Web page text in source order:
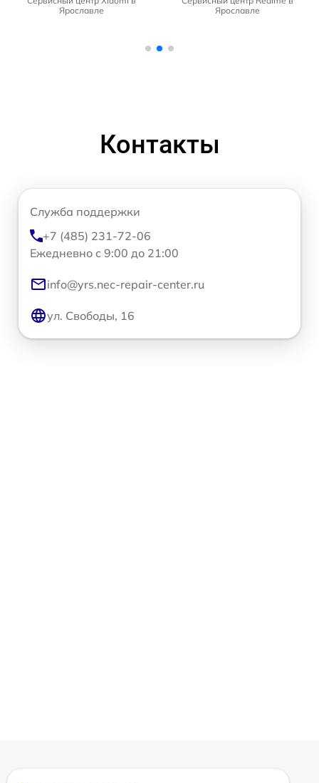
Ярославле
Ярославле
Контакты
Служба поддержки
+7 (485) 231-72-06
Ежедневно с 9:00 до 21:00
info@yrs.nec-repair-center.ru
ул. Свободы, 16